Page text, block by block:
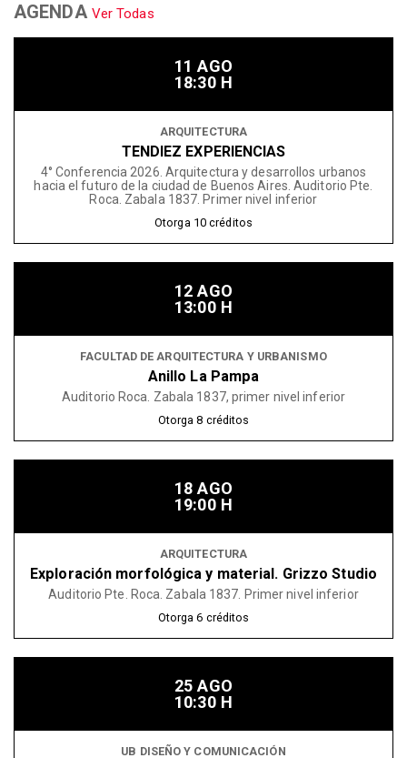
AGENDA Ver Todas
11 AGO
18:30 H
ARQUITECTURA
TENDIEZ EXPERIENCIAS
4° Conferencia 2026. Arquitectura y desarrollos urbanos
hacia el futuro de la ciudad de Buenos Aires. Auditorio Pte.
Roca. Zabala 1837. Primer nivel inferior
Otorga 10 créditos
12 AGO
13:00 H
FACULTAD DE ARQUITECTURA Y URBANISMO
Anillo La Pampa
Auditorio Roca. Zabala 1837, primer nivel inferior
Otorga8 créditos
18 AGO
19:00 H
ARQUITECTURA
Exploración morfológica y material. Grizzo Studio
Auditorio Pte. Roca. Zabala 1837. Primer nivel inferior
Otorga6 créditos
25 AGO
10:30 H
UB DISEÑO Y COMUNICACIÓN